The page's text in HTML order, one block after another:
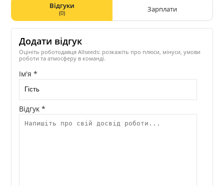
Відгуки
(0) Зарплати
Додати відгук
Оцініть роботодавця Allseeds: розкажіть про плюси, мінуси, умови
роботи та атмосферу в команді.
Ім'я *
Відгук *